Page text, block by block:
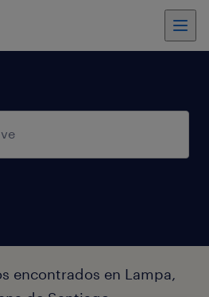
encontrados en Lampa,